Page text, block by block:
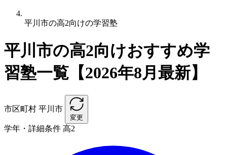
平川市の高2向けの学習塾
平川市の高2向けおすすめ学
習塾一覧【2026年8月最新】
市区町村 平川市
変更
学年・詳細条件 高2